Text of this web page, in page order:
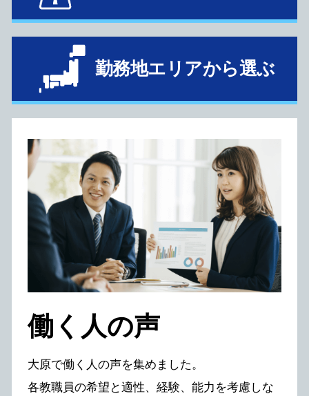
勤務地エリアから選ぶ
働く⼈の声
⼤原で働く⼈の声を集めました。
各教職員の希望と適性、経験、能⼒を考慮しな